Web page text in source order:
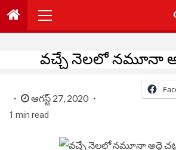
Menu
వచ్చే నెలలో నమూనా
ఆగస్ట్ 27, 2020
1 min read